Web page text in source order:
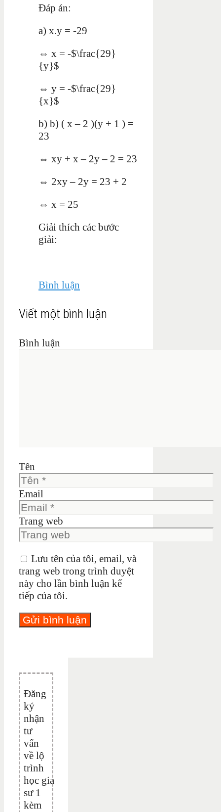
Đáp án:
a) x.y = -29
⇔ x = -$\frac{29}
{y}$
⇔ y = -$\frac{29}
{x}$
b) b) ( x – 2 )(y + 1 ) =
23
⇔ xy + x – 2y – 2 = 23
⇔ 2xy – 2y = 23 + 2
⇔ x = 25
Giải thích các bước
giải:
Bình luận
Viết một bình luận
Bình luận
Tên
Email
Trang web
Lưu tên của tôi, email, và
trang web trong trình duyệt
này cho lần bình luận kế
tiếp của tôi.
Đăng
ký
nhận
tư
vấn
về lộ
trình
học gia
sư 1
kèm